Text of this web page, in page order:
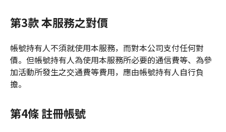
第3款 本服務之對價
帳號持有人不須就使用本服務，而對本公司支付任何對
價。但帳號持有人為使用本服務所必要的通信費等、為參
加活動所發生之交通費等費用，應由帳號持有人自行負
擔。
第4條 註冊帳號